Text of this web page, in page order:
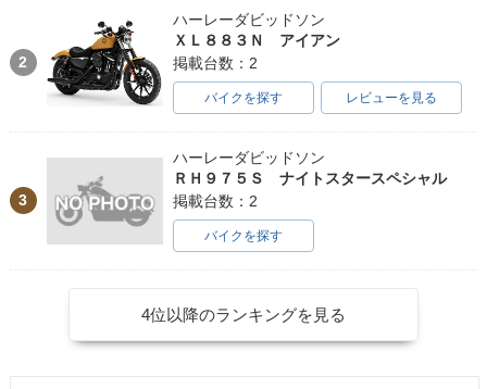
2
ハーレーダビッドソン
ＸＬ８８３Ｎ アイアン
掲載台数：2
バイクを探す レビューを見る
3
ハーレーダビッドソン
ＲＨ９７５Ｓ ナイトスタースペシャル
掲載台数：2
バイクを探す
4位以降のランキングを見る